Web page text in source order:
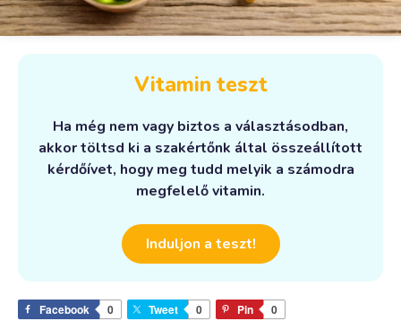
Vitamin teszt
Ha még nem vagy biztos a választásodban,
akkor töltsd ki a szakértőnk által összeállított
kérdőívet, hogy meg tudd melyik a számodra
megfelelő vitamin.
Induljon a teszt!
Facebook 0 Tweet 0 Pin 0